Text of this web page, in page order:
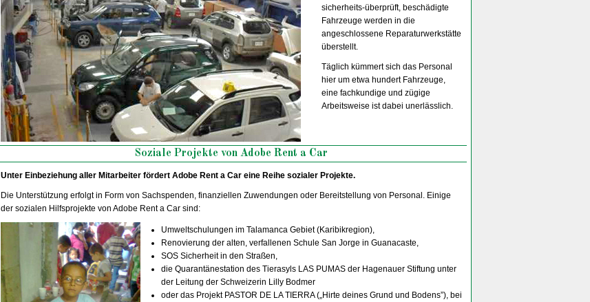
sicherheits-überprüft, beschädigte
Fahrzeuge werden in die
angeschlossene Reparaturwerkstätte
überstellt.
Täglich kümmert sich das Personal
hier um etwa hundert Fahrzeuge,
eine fachkundige und zügige
Arbeitsweise ist dabei unerlässlich.
Soziale Projekte von Adobe Rent a Car
Unter Einbeziehung aller Mitarbeiter fördert Adobe Rent a Car eine Reihe sozialer Projekte.
Die Unterstützung erfolgt in Form von Sachspenden, finanziellen Zuwendungen oder Bereitstellung von Personal. Einige
der sozialen Hilfsprojekte von Adobe Rent a Car sind:
Umweltschulungen im Talamanca Gebiet (Karibikregion),
Renovierung der alten, verfallenen Schule San Jorge in Guanacaste,
SOS Sicherheit in den Straßen,
die Quarantänestation des Tierasyls LAS PUMAS der Hagenauer Stiftung unter
der Leitung der Schweizerin Lilly Bodmer
oder das Projekt PASTOR DE LA TIERRA („Hirte deines Grund und Bodens”), bei